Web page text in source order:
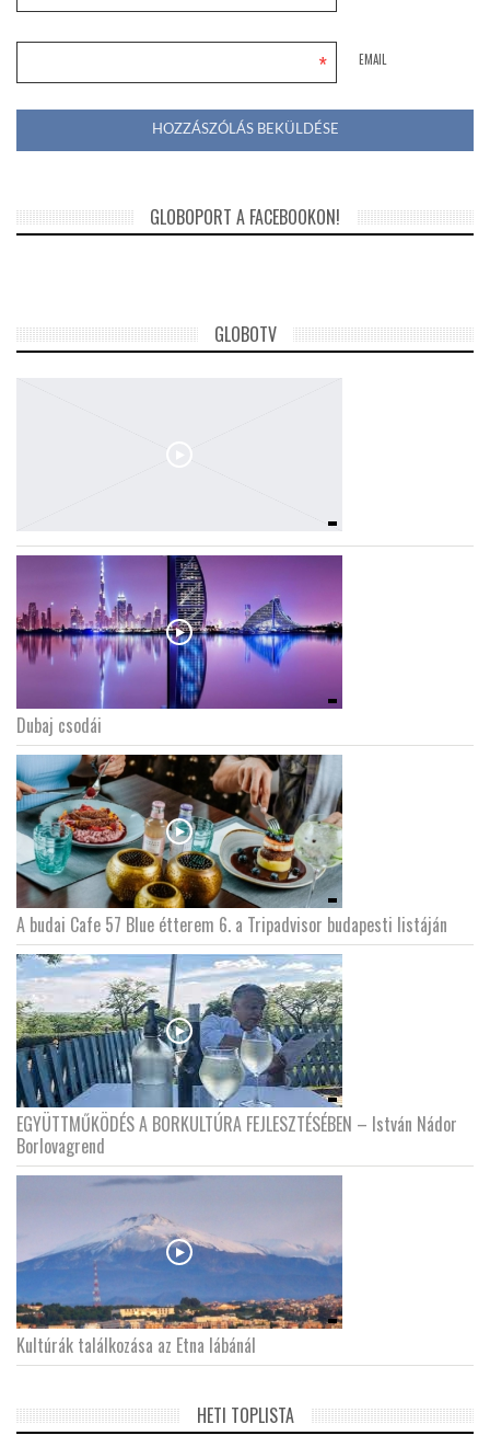
EMAIL
*
GLOBOPORT A FACEBOOKON!
GLOBOTV
Dubaj csodái
A budai Cafe 57 Blue étterem 6. a Tripadvisor budapesti listáján
EGYÜTTMŰKÖDÉS A BORKULTÚRA FEJLESZTÉSÉBEN – István Nádor
Borlovagrend
Kultúrák találkozása az Etna lábánál
HETI TOPLISTA